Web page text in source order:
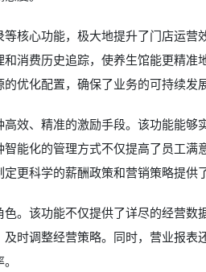
核心功能，极大地提升了门店运营
消费历史追踪，使养生馆能更精准
优化配置，确保了业务的可持续发展
效、精准的激励手段。该功能能够
能化的管理方式不仅提高了员工满
更科学的薪酬政策和营销策略提供
。该功能不仅提供了详尽的经营数
时调整经营策略。同时，营业报表